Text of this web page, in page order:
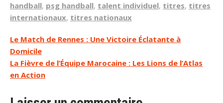
handball, psg handball, talent individuel, titres, titres
internationaux, titres nationaux
Navigation
de
l’article
Le Match de Rennes : Une Victoire Éclatante à
Domicile
La Fièvre de l’Équipe Marocaine : Les Lions de l’Atlas
en Action